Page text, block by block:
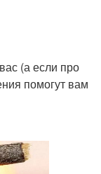
(а если про
помогут вам